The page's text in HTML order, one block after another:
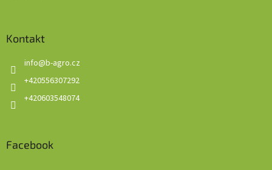
Kontakt
info@b-agro.cz
+420556307292
+420603548074
Facebook